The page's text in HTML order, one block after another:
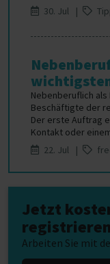
30. Jul |
Nebenberuflich
Beschäftigte der
Der erste Auftrag
Kontakt oder
22. Jul |
Jetzt
registrieren
Arbeiten Sie mit